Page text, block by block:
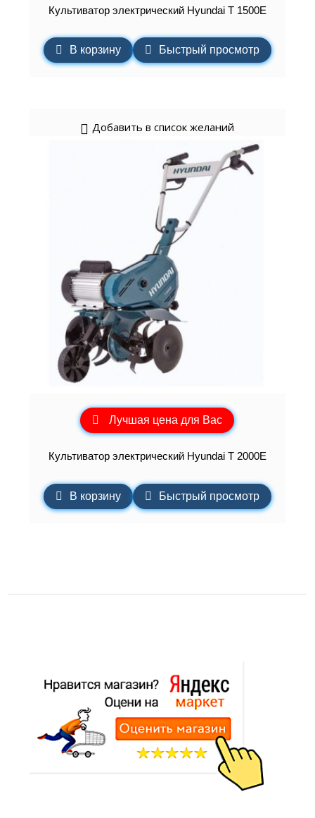
Культиватор электрический Hyundai T 1500E
В корзину Быстрый просмотр
Добавить в список желаний
Лучшая цена для Вас
Культиватор электрический Hyundai T 2000E
В корзину Быстрый просмотр